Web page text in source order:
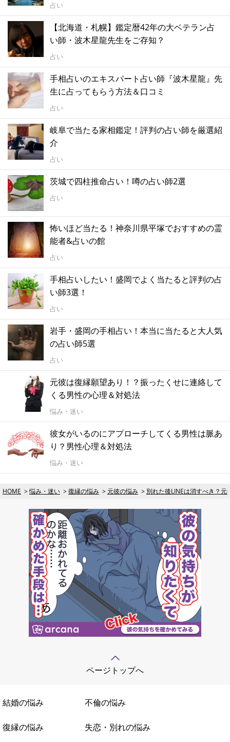
占い
【北海道・札幌】鑑定暦42年の大ベテラン占
い師・波木星龍先生をご存知？
占い
手相占いのエキスパート占い師『波木星龍』先
生に占ってもらう方法＆口コミ
占い
岐阜で当たる家相鑑定！評判の占い師を厳選紹
介
占い
茨城で四柱推命占い！噂の占い師2選
占い
怖いほど当たる！神奈川県平塚でおすすめの霊
能者&占いの館
占い
手相占いしたい！盛岡でよく当たると評判の占
い師3選！
占い
岩手・盛岡の手相占い！本当に当たると大人気
の占い師5選
占い
元彼は復縁願望あり！？振ったくせに連絡して
くる男性の心理＆対処法
悩み・迷い
彼女がいるのにアプローチしてくる男性は脈あ
り？男性心理＆対処法
悩み・迷い
HOME 悩み・迷い 復縁の悩み 元彼の悩み 別れた後LINEは消すべき？
ページトップへ
結婚の悩み 不倫の悩み
復縁の悩み 失恋・別れの悩み